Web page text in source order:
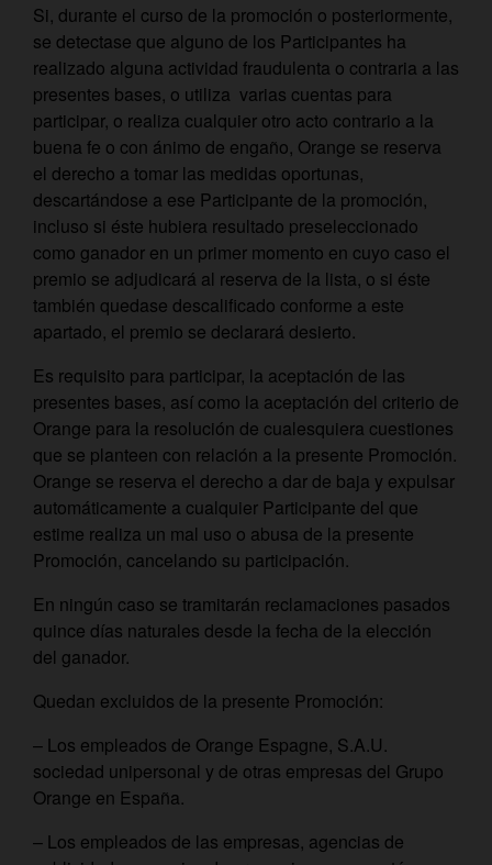
Si, durante el curso de la promoción o posteriormente,
se detectase que alguno de los Participantes ha
realizado alguna actividad fraudulenta o contraria a las
presentes bases, o utiliza varias cuentas para
participar, o realiza cualquier otro acto contrario a la
buena fe o con ánimo de engaño, Orange se reserva
el derecho a tomar las medidas oportunas,
descartándose a ese Participante de la promoción,
incluso si éste hubiera resultado preseleccionado
como ganador en un primer momento en cuyo caso el
premio se adjudicará al reserva de la lista, o si éste
también quedase descalificado conforme a este
apartado, el premio se declarará desierto.
Es requisito para participar, la aceptación de las
presentes bases, así como la aceptación del criterio de
Orange para la resolución de cualesquiera cuestiones
que se planteen con relación a la presente Promoción.
Orange se reserva el derecho a dar de baja y expulsar
automáticamente a cualquier Participante del que
estime realiza un mal uso o abusa de la presente
Promoción, cancelando su participación.
En ningún caso se tramitarán reclamaciones pasados
quince días naturales desde la fecha de la elección
del ganador.
Quedan excluidos de la presente Promoción:
– Los empleados de Orange Espagne, S.A.U.
sociedad unipersonal y de otras empresas del Grupo
Orange en España.
– Los empleados de las empresas, agencias de